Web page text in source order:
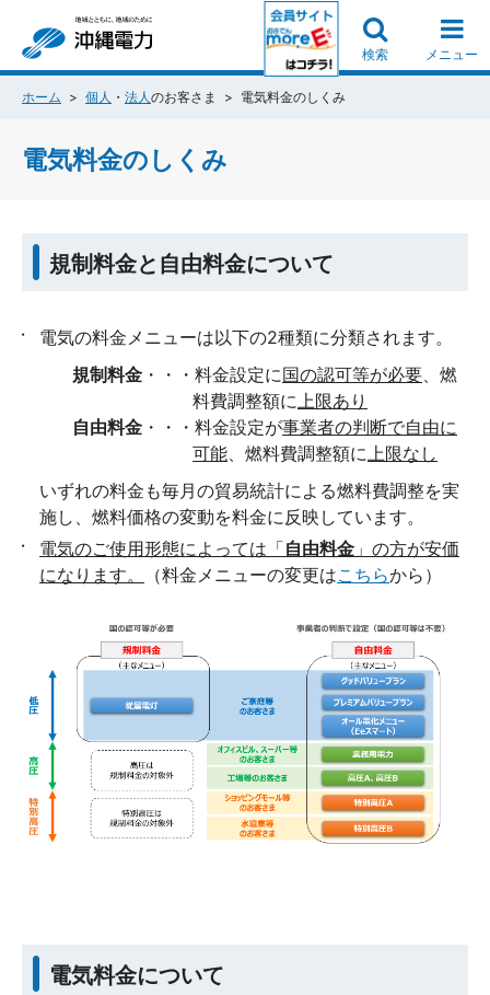
検索 メニュー
ホーム 個人 ・ 法人のお客さま 電気料金のしくみ
電気料金のしくみ
規制料金と自由料金について
電気の料金メニューは以下の2種類に分類されます。
規制料金 ・・・料金設定に国の認可等が必要、燃
料費調整額に上限あり
自由料金 ・・・料金設定が事業者の判断で自由に
可能、燃料費調整額に上限なし
いずれの料金も毎月の貿易統計による燃料費調整を実
施し、燃料価格の変動を料金に反映しています。
電気のご使用形態によっては「自由料金 」の方が安価
になります。
（料金メニューの変更はこちらから）
電気料金について